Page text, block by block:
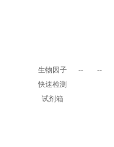
生物因子
快速检测
试剂箱
-- --